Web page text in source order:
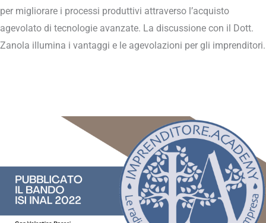
per migliorare i processi produttivi attraverso l’acquisto
agevolato di tecnologie avanzate. La discussione con il Dott.
Zanola illumina i vantaggi e le agevolazioni per gli imprenditori.